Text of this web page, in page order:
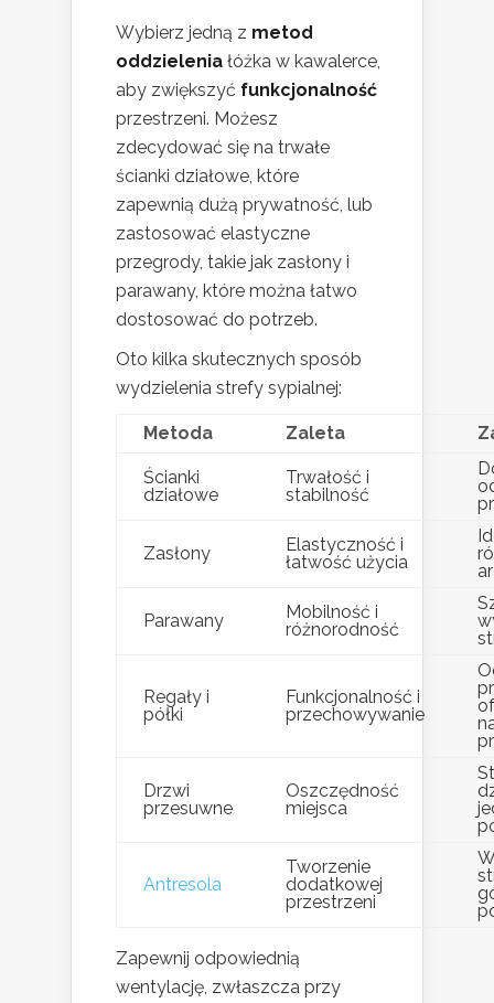
Wybierz jedną z metod
oddzielenia łóżka w kawalerce,
aby zwiększyć funkcjonalność
przestrzeni. Możesz
zdecydować się na trwałe
ścianki działowe, które
zapewnią dużą prywatność, lub
zastosować elastyczne
przegrody, takie jak zasłony i
parawany, które można łatwo
dostosować do potrzeb.
Oto kilka skutecznych sposób
wydzielenia strefy sypialnej:
Metoda Zaleta
Ścianki
działowe
Trwałość i
stabilność
Zasłony
Elastyczność i
łatwość użycia
Parawany
Mobilność i
różnorodność
Regały i
półki
Funkcjonalność i
przechowywanie
Drzwi
przesuwne
Oszczędność
miejsca
Antresola
Tworzenie
dodatkowej
przestrzeni
Zapewnij odpowiednią
wentylację, zwłaszcza przy